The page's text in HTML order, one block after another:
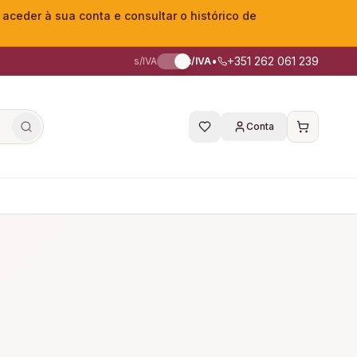
à sua conta e consultar o histórico de
s/IVA c/IVA• +351 262 061 239
Conta